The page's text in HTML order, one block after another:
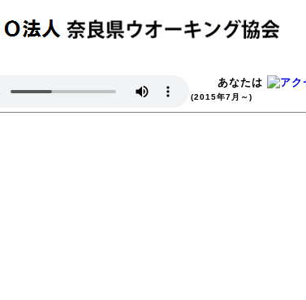
あなたは
(2015年7月～)